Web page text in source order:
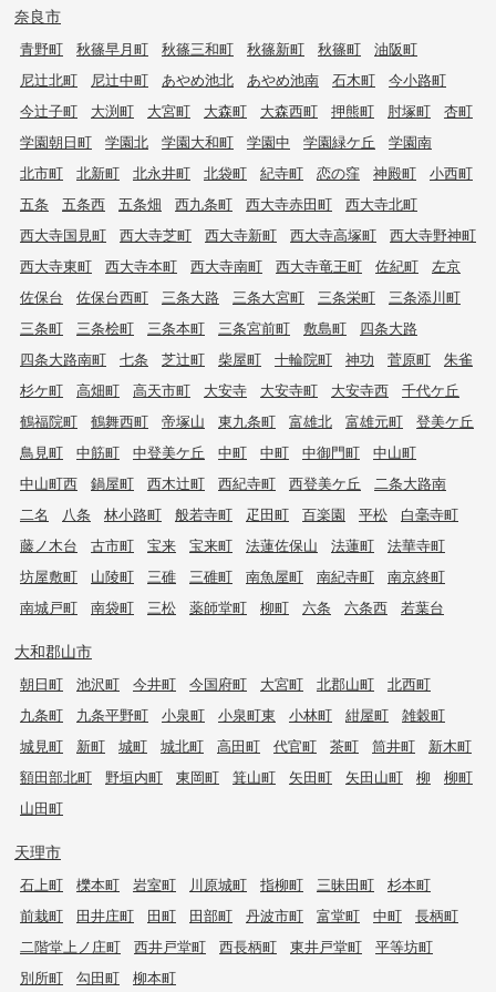
奈良市
青野町 秋篠早月町 秋篠三和町 秋篠新町 秋篠町
油阪町
尼辻北町
尼辻中町 あやめ池北 あやめ池南 石木町
今小路町
今辻子町
大渕町 大宮町 大森町 大森西町 押熊町 肘塚町
杏町
学園朝日町
学園北 学園大和町 学園中 学園緑ケ丘
学園南
北市町
北新町 北永井町 北袋町 紀寺町 恋の窪 神殿町
小西町
五条
五条西 五条畑 西九条町 西大寺赤田町
西大寺北町
西大寺国見町
西大寺芝町 西大寺新町 西大寺高塚町
西大寺野神町
西大寺東町
西大寺本町 西大寺南町 西大寺竜王町 佐紀町
左京
佐保台
佐保台西町 三条大路 三条大宮町 三条栄町
三条添川町
三条町
三条桧町 三条本町 三条宮前町 敷島町
四条大路
四条大路南町
七条 芝辻町 柴屋町 十輪院町 神功 菅原町
朱雀
杉ケ町
高畑町 高天市町 大安寺 大安寺町 大安寺西
千代ケ丘
鶴福院町
鶴舞西町 帝塚山 東九条町 富雄北 富雄元町
登美ケ丘
鳥見町
中筋町 中登美ケ丘 中町 中町 中御門町
中山町
中山町西
鍋屋町 西木辻町 西紀寺町 西登美ケ丘
二条大路南
二名
八条 林小路町 般若寺町 疋田町 百楽園 平松
白毫寺町
藤ノ木台
古市町 宝来 宝来町 法蓮佐保山 法蓮町
法華寺町
坊屋敷町
山陵町 三碓 三碓町 南魚屋町 南紀寺町
南京終町
南城戸町
南袋町 三松 薬師堂町 柳町 六条 六条西 若葉台
大和郡山市
朝日町 池沢町 今井町 今国府町 大宮町 北郡山町
北西町
九条町
九条平野町 小泉町 小泉町東 小林町 紺屋町
雑穀町
城見町
新町 城町 城北町 高田町 代官町 茶町 筒井町
新木町
額田部北町
野垣内町 東岡町 箕山町 矢田町 矢田山町 柳
柳町
山田町
天理市
石上町 櫟本町 岩室町 川原城町 指柳町 三昧田町
杉本町
前栽町
田井庄町 田町 田部町 丹波市町 富堂町 中町
長柄町
二階堂上ノ庄町
西井戸堂町 西長柄町 東井戸堂町
平等坊町
別所町
勾田町 柳本町